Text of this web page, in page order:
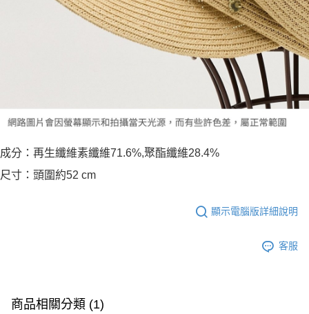
成分：再生纖維素纖維71.6%,聚酯纖維28.4%
尺寸：頭圍約52 cm
顯示電腦版詳細說明
客服
商品相關分類 (1)